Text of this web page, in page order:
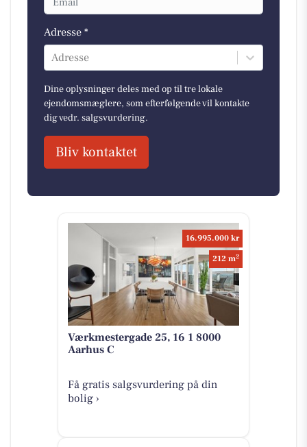
Adresse *
Adresse
Dine oplysninger deles med op til tre lokale
ejendomsmæglere, som efterfølgende vil kontakte
dig vedr. salgsvurdering.
Bliv kontaktet
16.995.000 kr
212 m2
Værkmestergade 25, 16 1 8000
Aarhus C
Få gratis salgsvurdering på din
bolig ›